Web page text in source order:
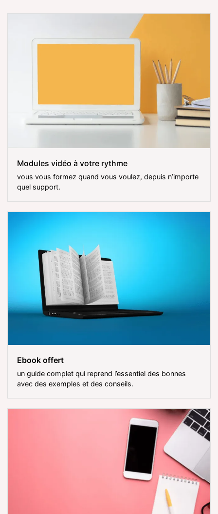
Modules vidéo à votre rythme
vous vous formez quand vous voulez, depuis n’importe
quel support.
Ebook offert
un guide complet qui reprend l’essentiel des bonnes
avec des exemples et des conseils.